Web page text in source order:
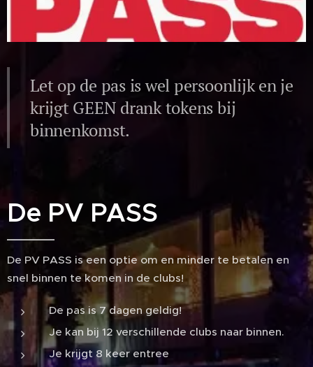
Let op de pas is wel persoonlijk en je
krijgt GEEN drank tokens bij
binnenkomst.
De PV PASS
De PV PASS is een optie om en minder te betalen en
snel binnen te komen in de clubs!
De pas is 7 dagen geldig!
Je kan bij 12 verschillende clubs naar binnen.
Je krijgt 8 keer entree